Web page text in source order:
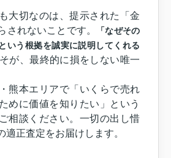
大切なのは、提示された「金
されないことです。
「なぜその
いう根拠を誠実に説明してくれる
が、最終的に損をしない唯一
熊本エリアで「いくらで売れ
めに価値を知りたい」という
相談ください。一切の出し惜
適正査定をお届けします。